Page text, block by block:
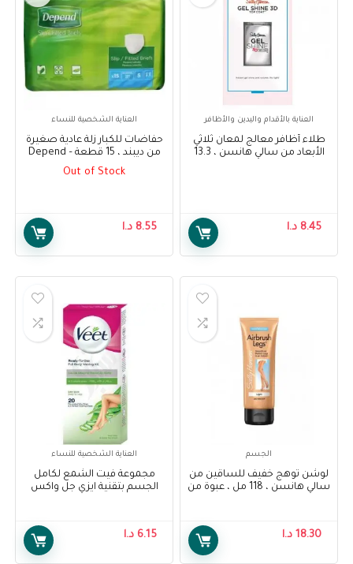
العناية بالأقدام واليدين والأظافر
طلاء أظافر معالج لمعان ثلاثي
الأبعاد من سالي هانسن ، 13.3
8.45 د.ا
العناية الشخصية للنساء
حفاضات للكبار زلة عادية صغيرة
من ديبند ، 15 قطعة – Depend
Adult Diapers Slip Normal
Out of Stock
8.55 د.ا
الجسم
لوشن توهج خفيف للساقين من
سالي هانسن ، 118 مل ، عبوة من
18.30 د.ا
العناية الشخصية للنساء
مجموعة فيت الشمع لكامل
الجسم بتقنية ايزي جل واكس
Wax Technology Dry Skin 20
6.15 د.ا